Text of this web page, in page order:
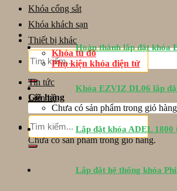
Tìm
kiếm:
Giỏ hàng
Chưa có sản phẩm trong giỏ
Giỏ hàng
Chưa có sản phẩm trong giỏ hàng.
Khóa cổng sắt
Khóa khách sạn
Thiết bị khác
Khóa tủ đồ
Phụ kiện khóa điện tử
Tin tức
Liên hệ
Tìm
kiếm:
Hoàn thành lắp đặt khóa
Khóa EZVIZ DL06 lắp
Lắp đặt khóa ADEL
Lắp đặt hệ thống khóa